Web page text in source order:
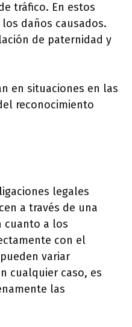
tráfico. En estos
daños causados.
de paternidad y
en situaciones en las
reconocimiento
legales
a través de una
cuanto a los
con el
variar
cualquier caso, es
las